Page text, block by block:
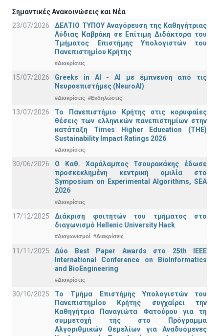
Σημαντικές Ανακοινώσεις και Νέα
23/07/2026
ΔΕΛΤΙΟ ΤΥΠΟΥ Αναγόρευση της Καθηγήτριας
Λύδιας Καβράκη σε Επίτιμη Διδάκτορα του
Τμήματος Επιστήμης Υπολογιστών του
Πανεπιστημίου Κρήτης
#Διακρίσεις
15/07/2026
Greeks in AI - ΑΙ με έμπνευση από τις
Νευροεπιστήμες (NeuroAI)
#Διακρίσεις #Εκδηλώσεις
13/07/2026
Το Πανεπιστήμιο Κρήτης στις κορυφαίες
θέσεις των ελληνικών πανεπιστημίων στην
κατάταξη Times Higher Education (ΤΗΕ)
Sustainability Impact Ratings 2026
#Διακρίσεις
30/06/2026
Ο Καθ. Χαράλαμπος Τσουρακάκης έδωσε
προσκεκλημένη κεντρική ομιλία στο
Symposium on Experimental Algorithms, SEA
2026
#Διακρίσεις
17/12/2025
Διάκριση φοιτητών του τμήματος στο
διαγωνισμό Hellenic University Hack
#Διαγωνισμοί #Διακρίσεις
11/11/2025
Δύο Best Paper Awards στο 25th IEEE
International Conference on BioInformatics
and BioEngineering
#Διακρίσεις
30/10/2025
Το Τμήμα Επιστήμης Υπολογιστών του
Πανεπιστημίου Κρήτης συγχαίρει την
Καθηγήτρια Παναγιώτα Φατούρου για τη
συμμετοχή της στο Πρόγραμμα
Αλγοριθμικών Θεμελίων για Αναδυόμενες